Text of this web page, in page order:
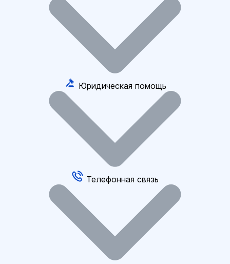
Юридическая помощь
Телефонная связь